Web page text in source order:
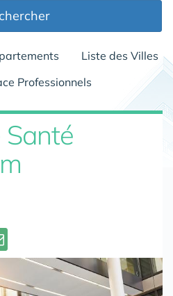
Liste des Villes
Professionnels
Santé